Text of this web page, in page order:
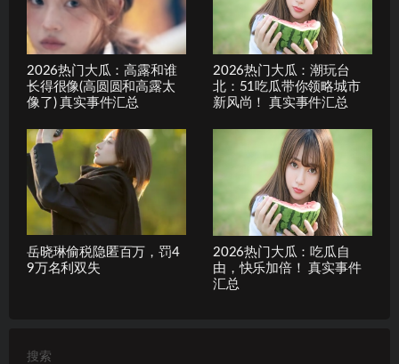
2026热门大瓜：高露和谁
长得很像(高圆圆和高露太
像了) 真实事件汇总
2026热门大瓜：潮玩台
北：51吃瓜带你领略城市
新风尚！ 真实事件汇总
岳晓琳偷税隐匿百万，罚4
9万名利双失
2026热门大瓜：吃瓜自
由，快乐加倍！ 真实事件
汇总
搜索